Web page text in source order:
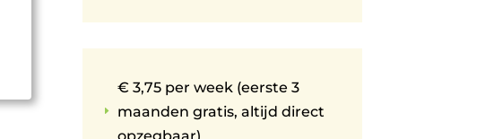
E
€ 3,75 per week (eerste 3
maanden gratis, altijd direct